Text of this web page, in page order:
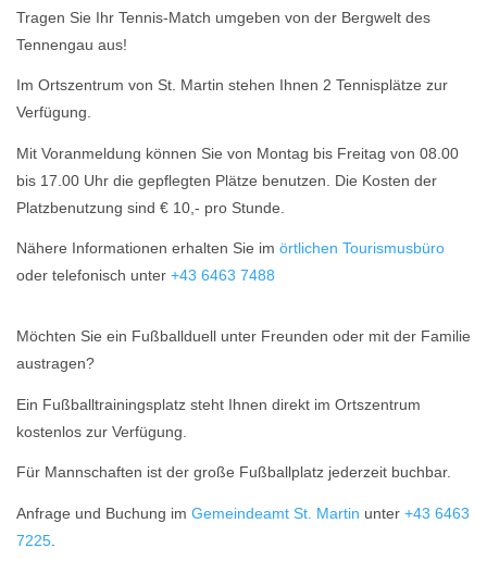
Tragen Sie Ihr Tennis-Match umgeben von der Bergwelt des
Tennengau aus!
Im Ortszentrum von St. Martin stehen Ihnen 2 Tennisplätze zur
Verfügung.
Mit Voranmeldung können Sie von Montag bis Freitag von 08.00
bis 17.00 Uhr die gepflegten Plätze benutzen. Die Kosten der
Platzbenutzung sind € 10,- pro Stunde.
Nähere Informationen erhalten Sie im örtlichen Tourismusbüro
oder telefonisch unter +43 6463 7488
Möchten Sie ein Fußballduell unter Freunden oder mit der Familie
austragen?
Ein Fußballtrainingsplatz steht Ihnen direkt im Ortszentrum
kostenlos zur Verfügung.
Für Mannschaften ist der große Fußballplatz jederzeit buchbar.
Anfrage und Buchung im Gemeindeamt St. Martin unter +43 6463
7225